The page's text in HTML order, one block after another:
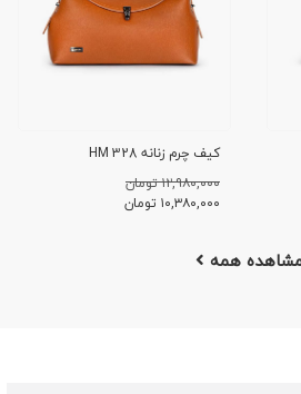
کیف چرم زنانه HM 328
۱۲,۹۸۰,۰۰۰ تومان
۱۰,۳۸۰,۰۰۰ تومان
همه